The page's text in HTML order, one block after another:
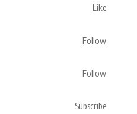
Like
Follow
Follow
Subscribe